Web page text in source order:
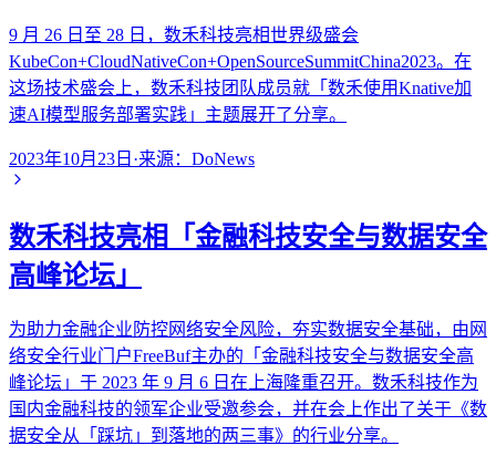
9 月 26 日至 28 日，数禾科技亮相世界级盛会
KubeCon+CloudNativeCon+OpenSourceSummitChina2023。在
这场技术盛会上，数禾科技团队成员就「数禾使用Knative加
速AI模型服务部署实践」主题展开了分享。
2023年10月23日 ·来源： DoNews
数禾科技亮相「金融科技安全与数据安全
高峰论坛」
为助力金融企业防控网络安全风险，夯实数据安全基础，由网
络安全行业门户FreeBuf主办的「金融科技安全与数据安全高
峰论坛」于 2023 年 9 月 6 日在上海隆重召开。数禾科技作为
国内金融科技的领军企业受邀参会，并在会上作出了关于《数
据安全从「踩坑」到落地的两三事》的行业分享。